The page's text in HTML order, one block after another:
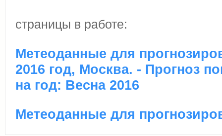
страницы в работе:
Метеоданные для
2016 год, Москва. - Прогноз
на год: Весна 2016
Метеоданные для